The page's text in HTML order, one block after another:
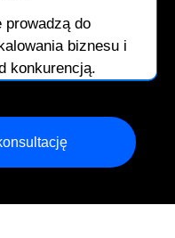
prowadzą do
biznesu i
konkurencją.